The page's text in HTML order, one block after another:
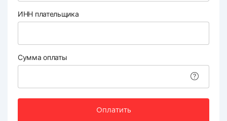
ИНН плательщика
Сумма оплаты
Оплатить